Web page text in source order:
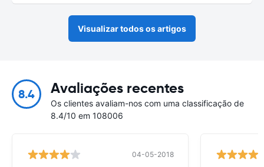
Visualizar todos os artigos
8.4 Avaliações recentes
Os clientes avaliam-nos com uma classificação de
8.4/10 em 108006
04-05-2018